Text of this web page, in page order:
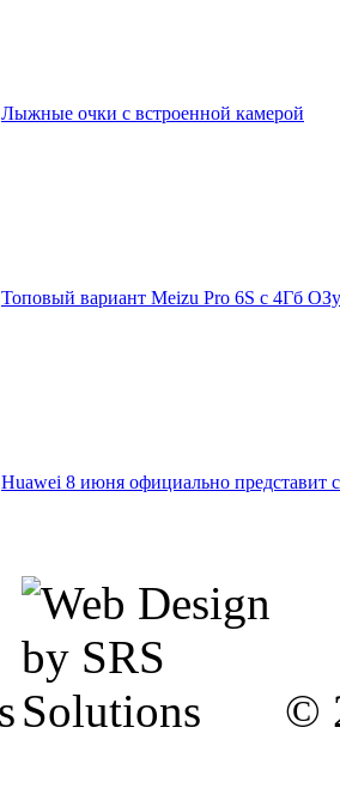
Лыжные очки с встроенной камерой
Топовый вариант Meizu Pro 6S с 4Гб
Huawei 8 июня официально представит
©